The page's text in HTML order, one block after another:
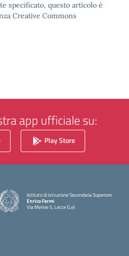
specificato, questo articolo è
Creative Commons
app ufficiale su:
Play Store
Istituto di istruzione Secondaria Superiore
Enrico Fermi
Via Merine 5, Lecce (Le)